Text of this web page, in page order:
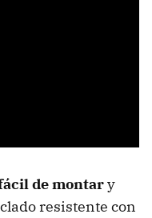
de montary
resistente con